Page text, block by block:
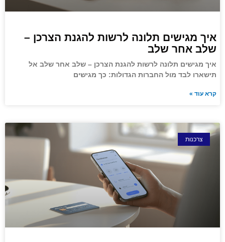
איך מגישים תלונה לרשות להגנת הצרכן –
שלב אחר שלב
איך מגישים תלונה לרשות להגנת הצרכן – שלב אחר שלב אל
תישארו לבד מול החברות הגדולות: כך מגישים
קרא עוד »
צרכנות